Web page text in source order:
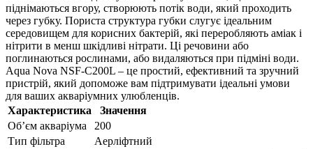
піднімаються вгору, створюють потік води, який проходить
через губку. Пориста структура губки слугує ідеальним
середовищем для корисних бактерій, які переробляють аміак і
нітрити в менш шкідливі нітрати. Ці речовини або
поглинаються рослинами, або видаляються при підміні води.
Aqua Nova NSF-C200L – це простий, ефективний та зручний
пристрій, який допоможе вам підтримувати ідеальні умови
для ваших акваріумних улюбленців.
Характеристика
Значення
Об’єм акваріума
200
Тип фільтра
Аерліфтний